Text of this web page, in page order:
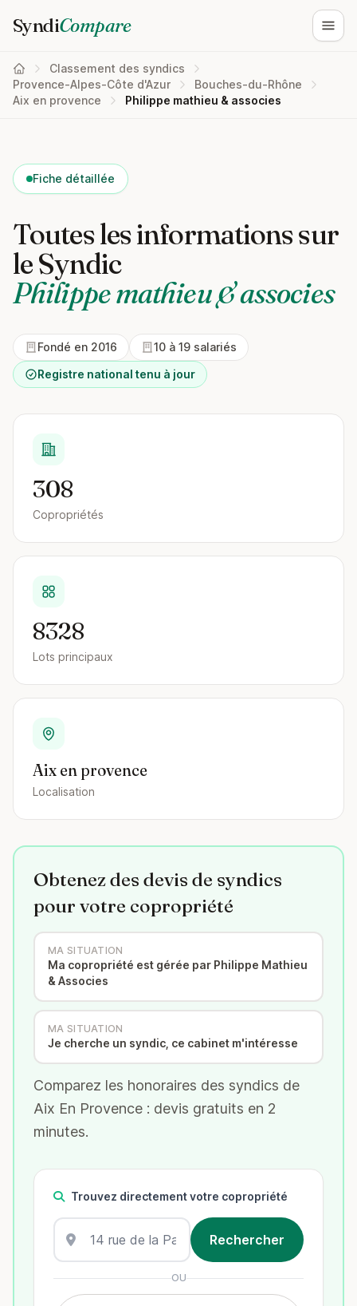
SyndiCompare
Classement des syndics
Provence-Alpes-Côte d'Azur
Bouches-du-Rhône
Aix en provence
Philippe mathieu & associes
Fiche détaillée
Toutes les informations sur
le Syndic
Philippe mathieu & associes
Fondé en 2016
10 à 19 salariés
Registre national tenu à jour
308
Copropriétés
8328
Lots principaux
Aix en provence
Localisation
Obtenez des devis de syndics
pour votre copropriété
MA SITUATION
Ma copropriété est gérée par Philippe Mathieu
& Associes
MA SITUATION
Je cherche un syndic, ce cabinet m'intéresse
Comparez les honoraires des syndics de
Aix En Provence : devis gratuits en 2
minutes.
Trouvez directement votre copropriété
OU